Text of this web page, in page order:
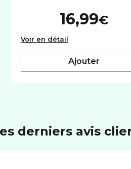
16,99€
Voir en détail Coque
ajouter
derniers avis